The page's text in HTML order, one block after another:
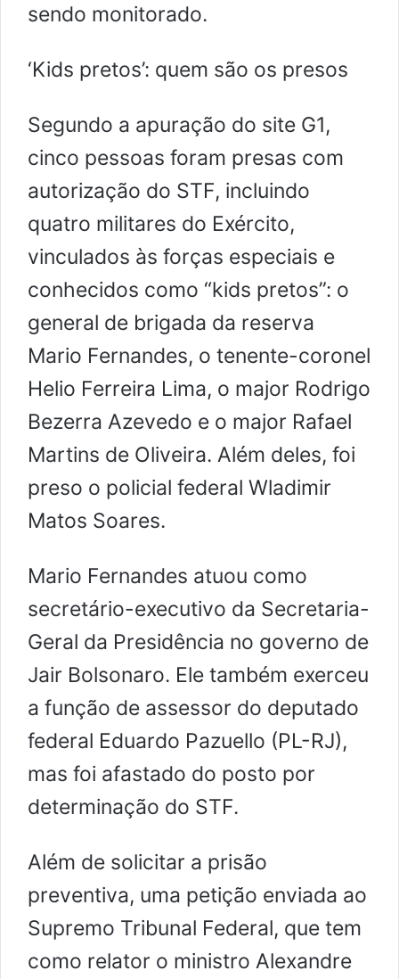
sendo monitorado.
‘Kids pretos’: quem são os presos
Segundo a apuração do site G1,
cinco pessoas foram presas com
autorização do STF, incluindo
quatro militares do Exército,
vinculados às forças especiais e
conhecidos como “kids pretos”: o
general de brigada da reserva
Mario Fernandes, o tenente-coronel
Helio Ferreira Lima, o major Rodrigo
Bezerra Azevedo e o major Rafael
Martins de Oliveira. Além deles, foi
preso o policial federal Wladimir
Matos Soares.
Mario Fernandes atuou como
secretário-executivo da Secretaria-
Geral da Presidência no governo de
Jair Bolsonaro. Ele também exerceu
a função de assessor do deputado
federal Eduardo Pazuello (PL-RJ),
mas foi afastado do posto por
determinação do STF.
Além de solicitar a prisão
preventiva, uma petição enviada ao
Supremo Tribunal Federal, que tem
como relator o ministro Alexandre